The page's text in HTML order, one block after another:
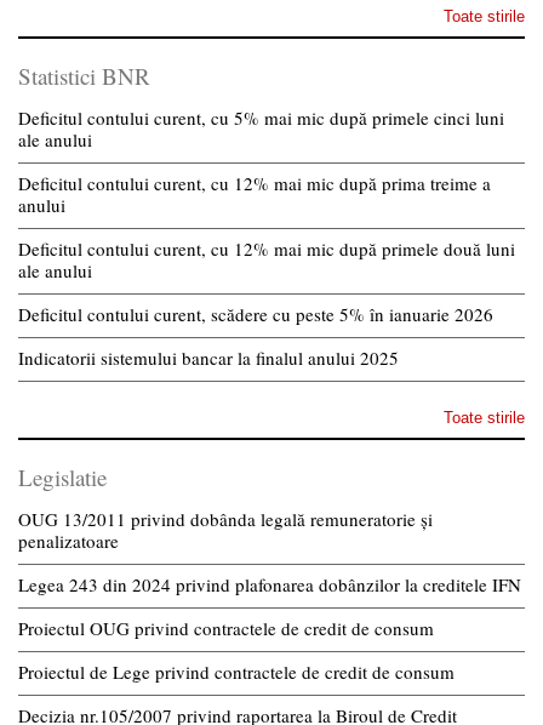
Toate stirile
Statistici BNR
Deficitul contului curent, cu 5% mai mic după primele cinci luni
ale anului
Deficitul contului curent, cu 12% mai mic după prima treime a
anului
Deficitul contului curent, cu 12% mai mic după primele două luni
ale anului
Deficitul contului curent, scădere cu peste 5% în ianuarie 2026
Indicatorii sistemului bancar la finalul anului 2025
Toate stirile
Legislatie
OUG 13/2011 privind dobânda legală remuneratorie și
penalizatoare
Legea 243 din 2024 privind plafonarea dobânzilor la creditele IFN
Proiectul OUG privind contractele de credit de consum
Proiectul de Lege privind contractele de credit de consum
Decizia nr.105/2007 privind raportarea la Biroul de Credit